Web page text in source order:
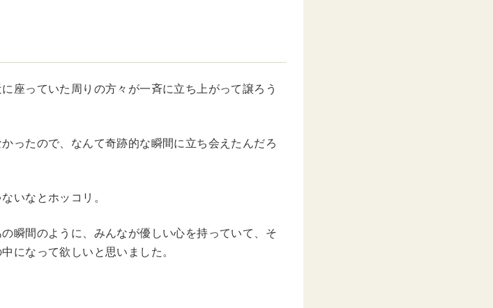
座っていた周りの方々が一斉に立ち上がって譲ろう
ったので、なんて奇跡的な瞬間に立ち会えたんだろ
いなとホッコリ。
瞬間のように、みんなが優しい心を持っていて、そ
になって欲しいと思いました。